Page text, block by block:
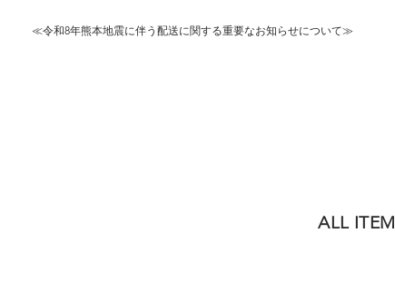
≪令和8年熊本地震に伴う配送に関する重要なお知らせについて≫
ALL ITEM